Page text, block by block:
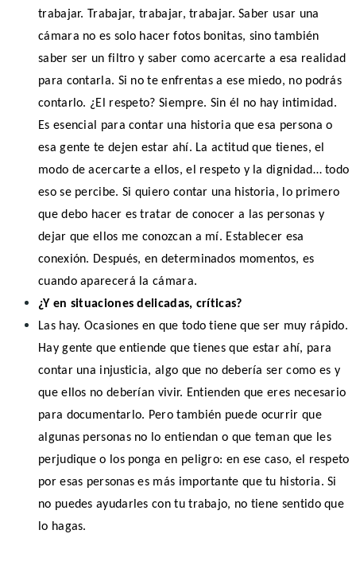
trabajar. Trabajar, trabajar, trabajar. Saber usar una
cámara no es solo hacer fotos bonitas, sino también
saber ser un filtro y saber como acercarte a esa realidad
para contarla. Si no te enfrentas a ese miedo, no podrás
contarlo. ¿El respeto? Siempre. Sin él no hay intimidad.
Es esencial para contar una historia que esa persona o
esa gente te dejen estar ahí. La actitud que tienes, el
modo de acercarte a ellos, el respeto y la dignidad… todo
eso se percibe. Si quiero contar una historia, lo primero
que debo hacer es tratar de conocer a las personas y
dejar que ellos me conozcan a mí. Establecer esa
conexión. Después, en determinados momentos, es
cuando aparecerá la cámara.
¿Y en situaciones delicadas, críticas?
Las hay. Ocasiones en que todo tiene que ser muy rápido.
Hay gente que entiende que tienes que estar ahí, para
contar una injusticia, algo que no debería ser como es y
que ellos no deberían vivir. Entienden que eres necesario
para documentarlo. Pero también puede ocurrir que
algunas personas no lo entiendan o que teman que les
perjudique o los ponga en peligro: en ese caso, el respeto
por esas personas es más importante que tu historia. Si
no puedes ayudarles con tu trabajo, no tiene sentido que
lo hagas.